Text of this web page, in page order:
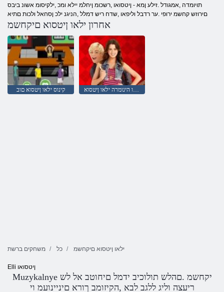
תויומדה ,אמגודל .זילע ןמא - ןיטסואו ,רשכומ ןיחלמ יילא ומכ ,ילקיסומ אשונ ביבס
םירוזש קחשמ ירופי .ער רדבל וליפאו ,שדח ריש דמלל ,הניגנ ילכ ןסחאל ולכות םתיא
אחרון ילאו ןיטסוא םיקחשמ
קינוס ילאו ןיטסוא םוב הידולמו הינומרה ילאו ןיטסוא
משחקים ברשת כל ילאו ןיטסוא םיקחשמ
Elli ןיטסואו
Muzykalnye יקחשמ .םהלש תולוכיב ידמל םיחוטב אל לש
ריעצה וליג ללגב לבא ,הקיזומב ךורא םיניינועמ וי